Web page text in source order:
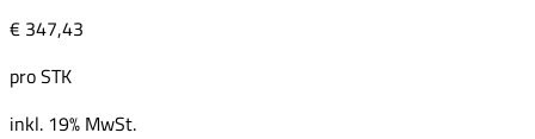
€ 347,43
proSTK
inkl. 19% MwSt.